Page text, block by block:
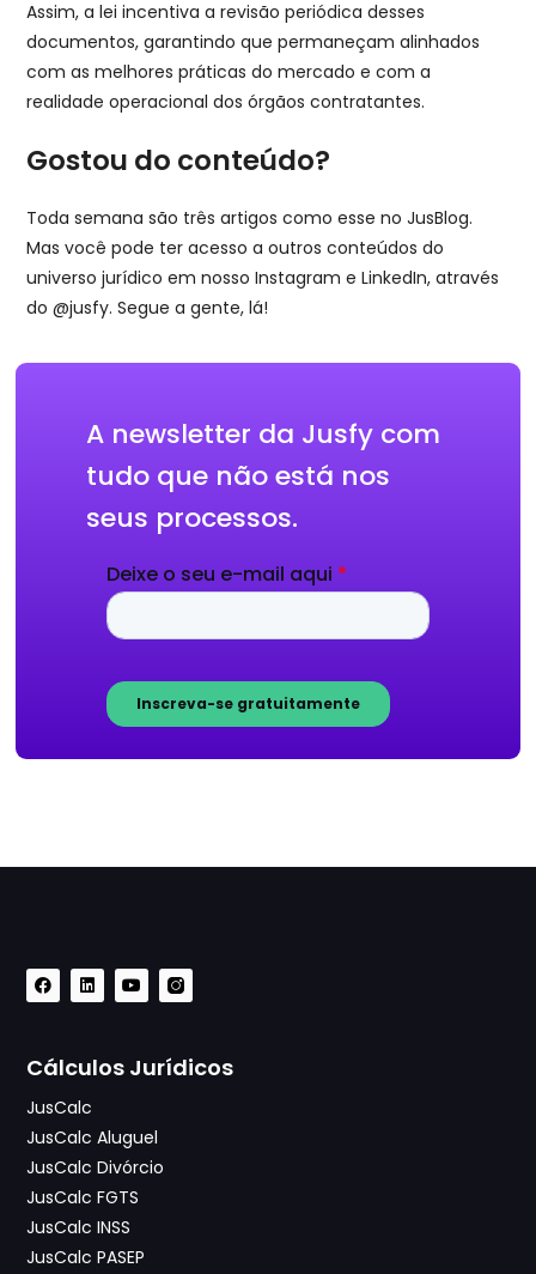
Assim, a lei incentiva a revisão periódica desses
documentos, garantindo que permaneçam alinhados
com as melhores práticas do mercado e com a
realidade operacional dos órgãos contratantes.
Gostou do conteúdo?
Toda semana são três artigos como esse no JusBlog.
Mas você pode ter acesso a outros conteúdos do
universo jurídico em nosso Instagram e LinkedIn, através
do @jusfy. Segue a gente, lá!
A newsletter da Jusfy com
tudo que não está nos
seus processos.
Cálculos Jurídicos
JusCalc
JusCalc Aluguel
JusCalc Divórcio
JusCalc FGTS
JusCalc INSS
JusCalc PASEP